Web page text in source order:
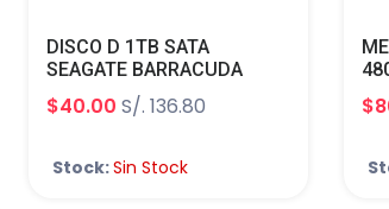
DISCO D 1TB SATA
SEAGATE BARRACUDA
7200RPM 64MB 6.0GB/S
$40.00 S/. 136.80
Stock:Sin Stock